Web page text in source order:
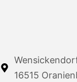
16515